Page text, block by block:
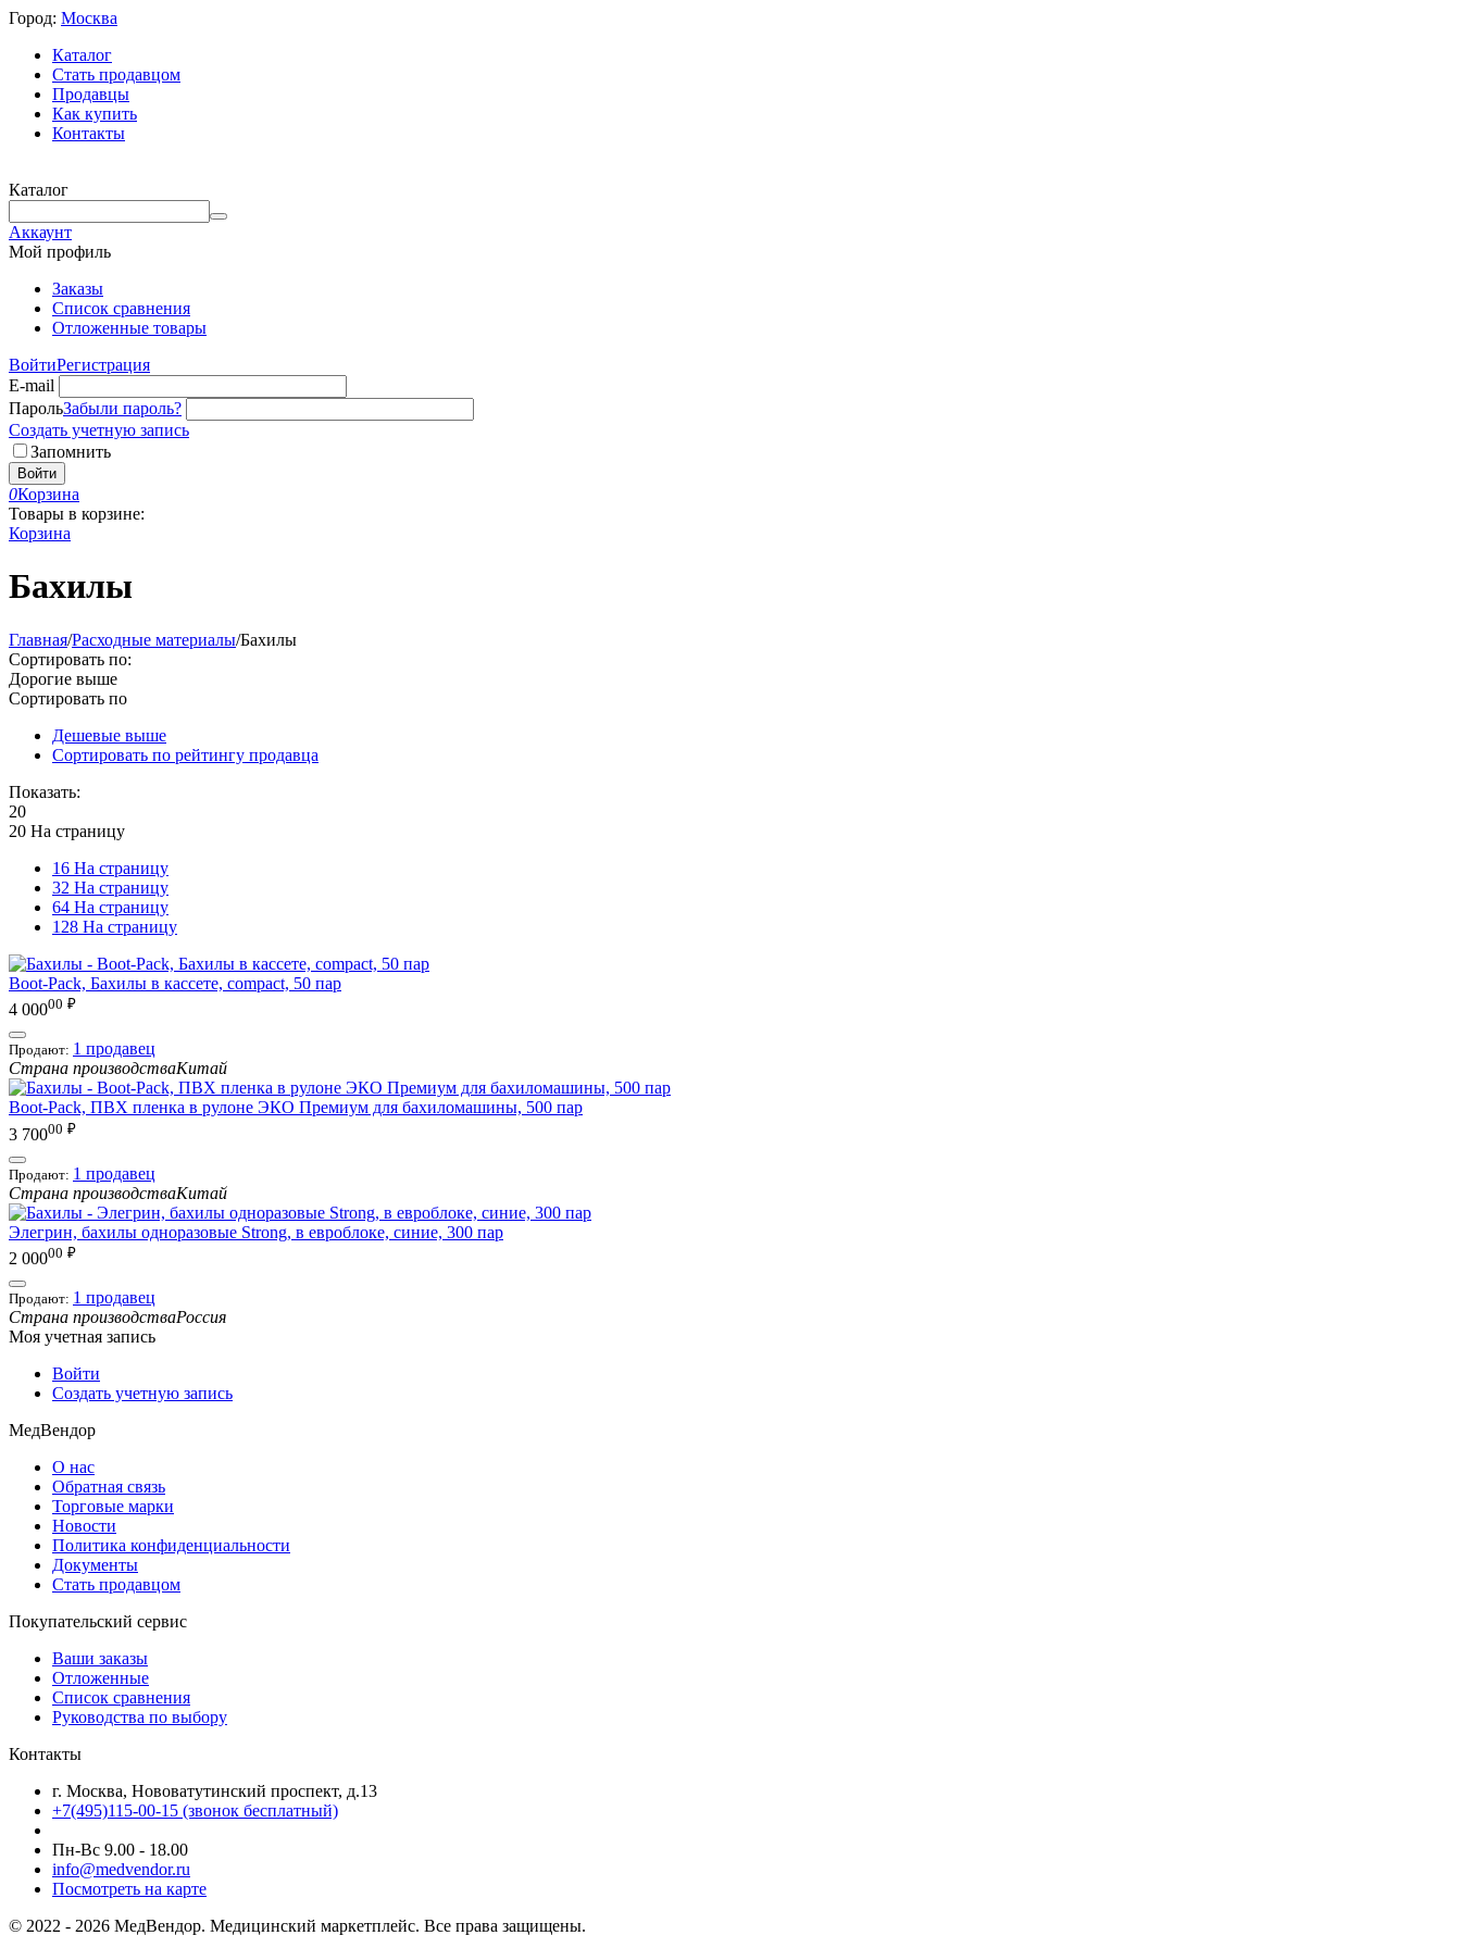
Город: Москва
Каталог
Стать продавцом
Продавцы
Как купить
Контакты
Каталог
Аккаунт
Мой профиль
Заказы
Список сравнения
Отложенные товары
ВойтиРегистрация
E-mail
ПарольЗабыли пароль?
Создать учетную запись
Запомнить
Войти
0Корзина
Товары в корзине:
Корзина
Бахилы
Главная/Расходные материалы/Бахилы
Сортировать по:
Дорогие выше
Сортировать по
Дешевые выше
Сортировать по рейтингу продавца
Показать:
20
20 На страницу
16 На страницу
32 На страницу
64 На страницу
128 На страницу
Boot-Pack, Бахилы в кассете, compact, 50 пар
4 00000 ₽
Продают: 1 продавец
Страна производстваКитай
Boot-Pack, ПВХ пленка в рулоне ЭКО Премиум для бахиломашины, 500 пар
3 70000 ₽
Продают: 1 продавец
Страна производстваКитай
Элегрин, бахилы одноразовые Strong, в евроблоке, синие, 300 пар
2 00000 ₽
Продают: 1 продавец
Страна производстваРоссия
Моя учетная запись
Войти
Создать учетную запись
МедВендор
О нас
Обратная связь
Торговые марки
Новости
Политика конфиденциальности
Документы
Стать продавцом
Покупательский сервис
Ваши заказы
Отложенные
Список сравнения
Руководства по выбору
Контакты
г. Москва, Нововатутинский проспект, д.13
+7(495)115-00-15 (звонок бесплатный)
Пн-Вс 9.00 - 18.00
info@medvendor.ru
Посмотреть на карте
© 2022 - 2026 МедВендор. Медицинский маркетплейс. Все права защищены.